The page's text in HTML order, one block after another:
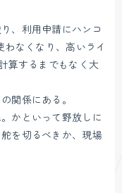
、利用申請にハンコ
なくなり、高いライ
算するまでもなく大
関係にある。
かといって野放しに
を切るべきか、現場